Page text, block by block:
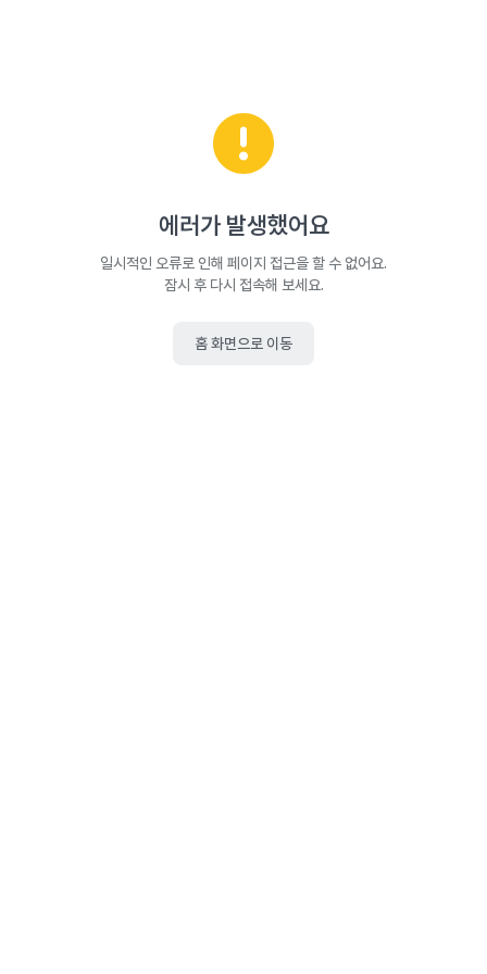
에러가 발생했어요
일시적인 오류로 인해 페이지 접근을 할 수 없어요.
잠시 후 다시 접속해 보세요.
홈 화면으로 이동